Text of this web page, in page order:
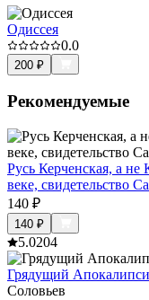
Одиссея
0.0
200 ₽
Рекомендуемые
Русь Керченская, а не
веке, свидетельство
140 ₽
140 ₽
5.0204
Грядущий
Соловьев